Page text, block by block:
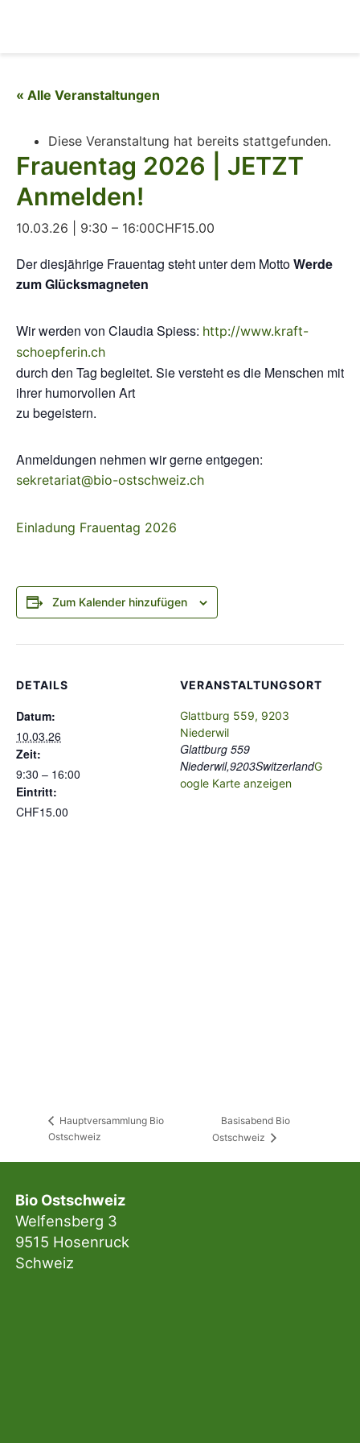
« Alle Veranstaltungen
Diese Veranstaltung hat bereits stattgefunden.
Frauentag 2026 | JETZT
Anmelden!
10.03.26 | 9:30 – 16:00CHF15.00
Der diesjährige Frauentag steht unter dem MottoWerde
zum Glücksmagneten
Wir werden von Claudia Spiess: http://www.kraft-
schoepferin.ch
durch den Tag begleitet. Sie versteht es die Menschen mit
ihrer humorvollen Art
zu begeistern.
Anmeldungen nehmen wir gerne entgegen:
sekretariat@bio-ostschweiz.ch
Einladung Frauentag 2026
Zum Kalender hinzufügen
DETAILS
Datum:
10.03.26
Zeit:
9:30 – 16:00
Eintritt:
CHF15.00
VERANSTALTUNGSORT
Glattburg 559, 9203
Niederwil
Glattburg 559
Niederwil,9203SwitzerlandG
oogle Karte anzeigen
Hauptversammlung Bio
Ostschweiz
Basisabend Bio
Ostschweiz
Bio Ostschweiz
Welfensberg 3
9515 Hosenruck
Schweiz